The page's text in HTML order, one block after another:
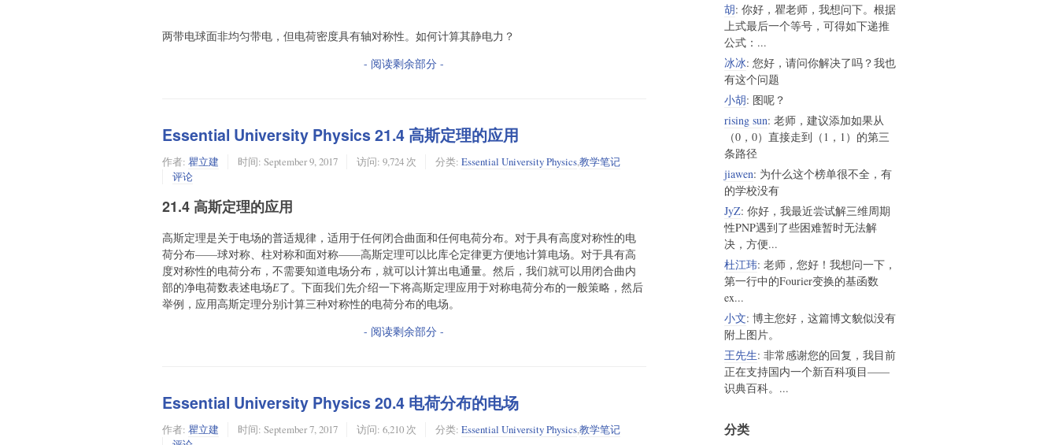
两带电球面非均匀带电，但电荷密度具有轴对称性。如何计算其静电力？
- 阅读剩余部分 -
Essential University Physics 21.4 高斯定理的应用
作者: 瞿立建 时间: September 9, 2017 访问: 9,724 次 分类: Essential University Physics,教学笔记
评论
21.4 高斯定理的应用
高斯定理是关于电场的普适规律，适用于任何闭合曲面和任何电荷分布。对于具有高度对称性的电
荷分布——球对称、柱对称和面对称——高斯定理可以比库仑定律更方便地计算电场。对于具有高
度对称性的电荷分布，不需要知道电场分布，就可以计算出电通量。然后，我们就可以用闭合曲内
部的净电荷数表述电场E了。下面我们先介绍一下将高斯定理应用于对称电荷分布的一般策略，然后
举例，应用高斯定理分别计算三种对称性的电荷分布的电场。
- 阅读剩余部分 -
Essential University Physics 20.4 电荷分布的电场
作者: 瞿立建 时间: September 7, 2017 访问: 6,210 次 分类: Essential University Physics,教学笔记
胡: 你好，瞿老师，我想问下。根据
上式最后一个等号，可得如下递推
公式：...
冰冰: 您好，请问你解决了吗？我也
有这个问题
小胡: 图呢？
rising sun: 老师，建议添加如果从
（0，0）直接走到（1，1）的第三
条路径
jiawen: 为什么这个榜单很不全，有
的学校没有
JyZ: 你好，我最近尝试解三维周期
性PNP遇到了些困难暂时无法解
决，方便...
杜江玮: 老师，您好！我想问一下，
第一行中的Fourier变换的基函数
ex...
小文: 博主您好，这篇博文貌似没有
附上图片。
王先生: 非常感谢您的回复，我目前
正在支持国内一个新百科项目——
识典百科。...
分类